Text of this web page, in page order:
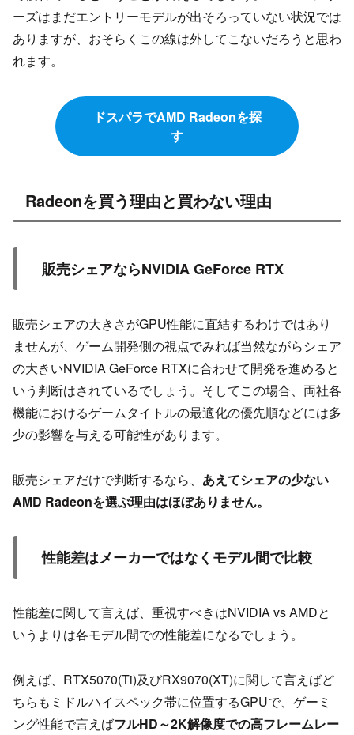
ーズはまだエントリーモデルが出そろっていない状況では
ありますが、おそらくこの線は外してこないだろうと思わ
れます。
ドスパラでAMD Radeonを探
す
Radeonを買う理由と買わない理由
販売シェアならNVIDIA GeForce RTX
販売シェアの大きさがGPU性能に直結するわけではあり
ませんが、ゲーム開発側の視点でみれば当然ながらシェア
の大きいNVIDIA GeForce RTXに合わせて開発を進めると
いう判断はされているでしょう。そしてこの場合、両社各
機能におけるゲームタイトルの最適化の優先順などには多
少の影響を与える可能性があります。
販売シェアだけで判断するなら、 あえてシェアの少ない
AMD Radeonを選ぶ理由はほぼありません。
性能差はメーカーではなくモデル間で比較
性能差に関して言えば、重視すべきはNVIDIA vs AMDと
いうよりは各モデル間での性能差になるでしょう。
例えば、RTX5070(Ti)及びRX9070(XT)に関して言えばど
ちらもミドルハイスペック帯に位置するGPUで、ゲーミ
ング性能で言えばフルHD～2K解像度での高フレームレー